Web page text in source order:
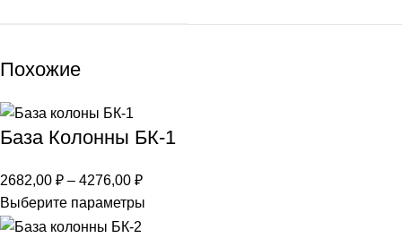
Похожие
База Колонны БК-1
2682,00 ₽ – 4276,00 ₽
Выберите параметры